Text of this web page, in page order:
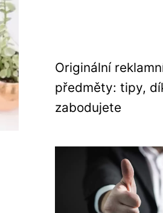
Originální
předměty: tipy,
zabodujete